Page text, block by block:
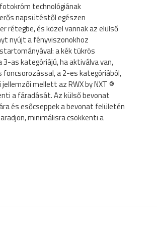
technológiának
napsütéstől egészen
rétegbe, és közel vannak az elülső
nyújt a fényviszonokhoz
a kék tükrös
as kategóriájú, ha aktiválva van,
a 2-es kategóriából,
mellett az RWX by NXT ®
a fáradását. Az külső bevonat
és esőcseppek a bevonat felületén
minimálisra csökkenti a